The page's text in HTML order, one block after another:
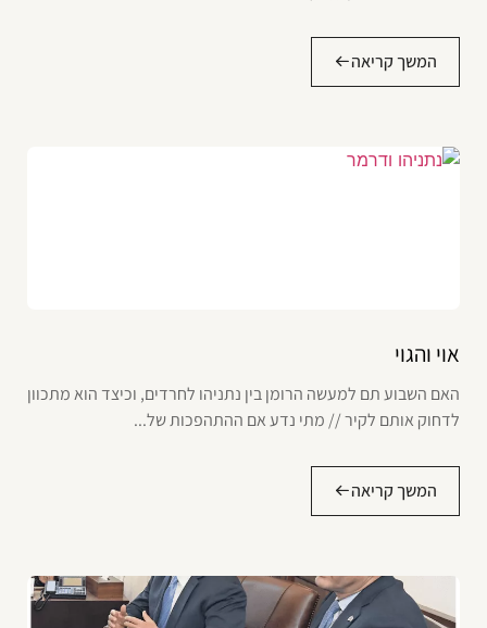
המשך קריאה
אוי והגוי
האם השבוע תם למעשה הרומן בין נתניהו לחרדים, וכיצד הוא מתכוון
לדחוק אותם לקיר // מתי נדע אם ההתהפכות של...
המשך קריאה